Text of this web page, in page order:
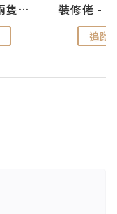
儍媽媽與兩隻小魔怪之家
追蹤